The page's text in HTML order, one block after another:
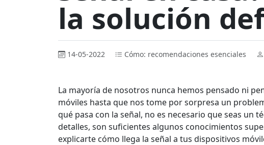
la solución
14-05-2022 Cómo: recomendaciones esenciales
La mayoría de nosotros nunca hemos pensado ni
móviles hasta que nos tome por sorpresa un
qué pasa con la señal, no es necesario que seas un
detalles, son suficientes algunos conocimientos
explicarte cómo llega la señal a tus dispositivos